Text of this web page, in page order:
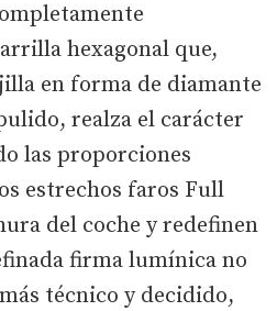
hexagonal que,
en forma de diamante
realza el carácter
las proporciones
estrechos faros Full
del coche y redefinen
firma lumínica no
técnico y decidido,